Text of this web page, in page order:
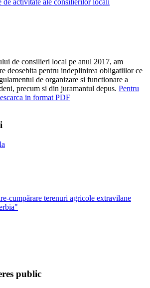
de activitate ale consilierilor locali
de consilieri local pe anul 2017, am
deosebita pentru indeplinirea obligatiilor ce
de organizare si functionare a
precum si din juramantul depus. Pentru
in format PDF
cumpărare terenuri agricole extravilane
public